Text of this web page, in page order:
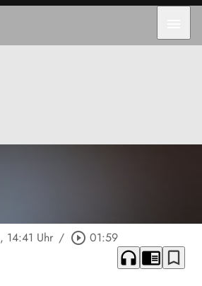
, 14:41 Uhr / play_circle_outline 01:59
headphones chrome_reader_mode bookmark_border